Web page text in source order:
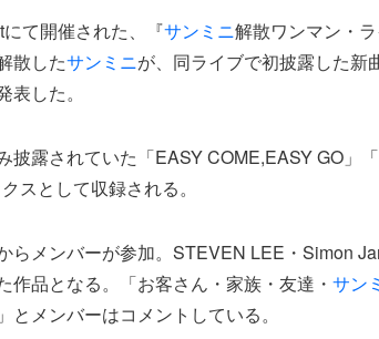
て開催された、『サンミニ解散ワンマン・
散したサンミニが、同ライブで初披露した新
した。
披露されていた「EASY COME,EASY GO」
スとして収録される。
らメンバーが参加。STEVEN LEE・Simon
作品となる。「お客さん・家族・友達・ サン
メンバーはコメントしている。